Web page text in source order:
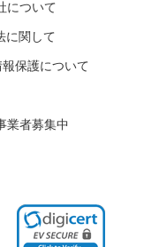
について
に関して
保護について
業者募集中